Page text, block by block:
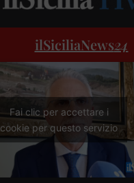
ilSiciliaNews24
Fai clic per accettare i
cookie per questo servizio